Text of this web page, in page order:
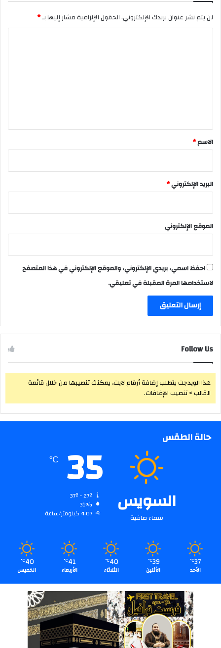
لن يتم نشر عنوان بريدك الإلكتروني.الحقول الإلزامية مشار إليها بـ*
*
الاسم*
البريد الإلكتروني*
الموقع الإلكتروني
احفظ اسمي، بريدي الإلكتروني، والموقع الإلكتروني في هذا المتصفح
لاستخدامها المرة المقبلة في تعليقي.
Follow Us
هذا الويدجت يتطلب إضافة أرقام لايت، يمكنك تنصيبها من خلال قائمة
القالب > تنصيب الإضافات.
حالة الطقس
السويس
سماء صافية
35
℃
31%
4.07 كيلومتر/ساعة
37
℃
الأحد
39
℃
الأثنين
40
℃
الثلاثاء
41
℃
الأربعاء
40
℃
الخميس